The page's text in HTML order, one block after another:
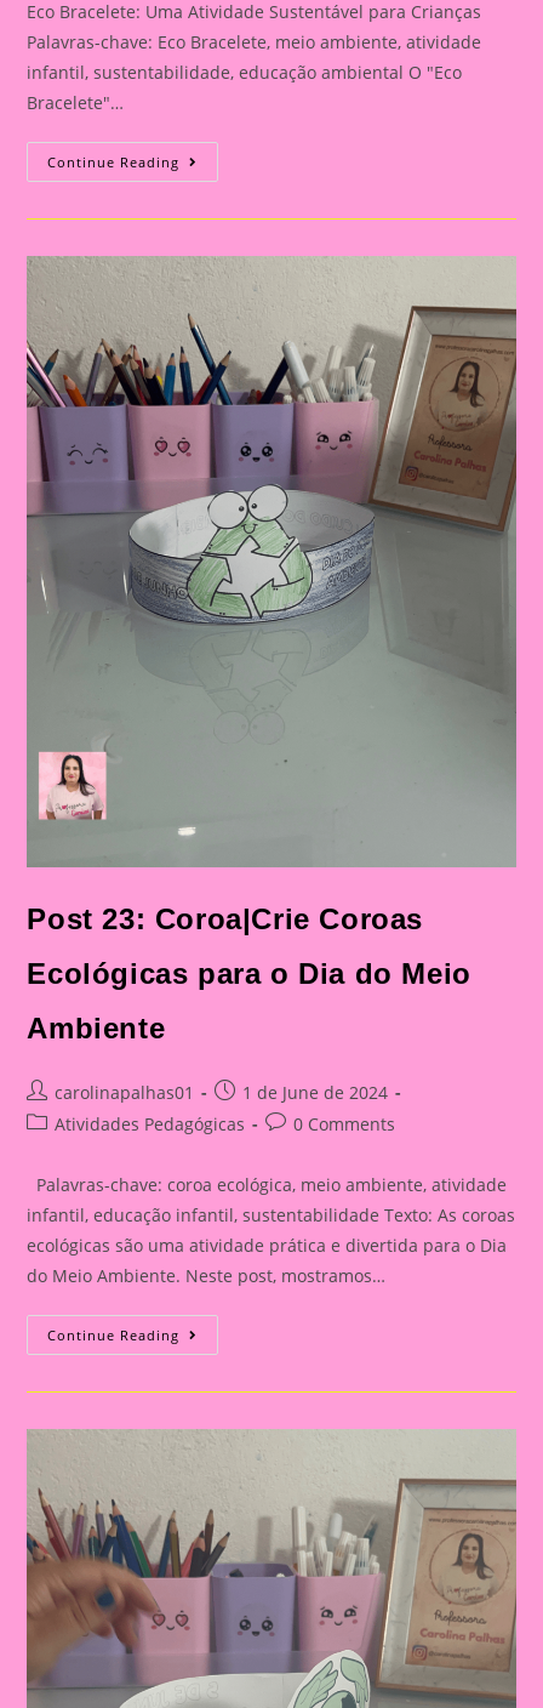
Eco Bracelete: Uma Atividade Sustentável para Crianças
Palavras-chave: Eco Bracelete, meio ambiente, atividade
infantil, sustentabilidade, educação ambiental O "Eco
Bracelete"…
Continue Reading Atividade
Do
Ambiente
Bracelete
Post 23: Coroa|Crie Coroas
Ecológicas para o Dia do Meio
Ambiente
Post
author:
carolinapalhas01
Post
published:
1 de June de 2024
PostAtividades Pedagógicas
Post0 Comments
Palavras-chave: coroa ecológica, meio ambiente, atividade
infantil, educação infantil, sustentabilidade Texto: As coroas
ecológicas são uma atividade prática e divertida para o Dia
do Meio Ambiente. Neste post, mostramos…
Continue Reading Post
23:
O
Dia
Ambiente